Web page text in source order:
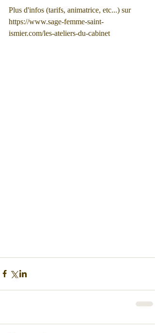
Plus d'infos (tarifs, animatrice, etc...) sur
https://www.sage-femme-saint-
ismier.com/les-ateliers-du-cabinet